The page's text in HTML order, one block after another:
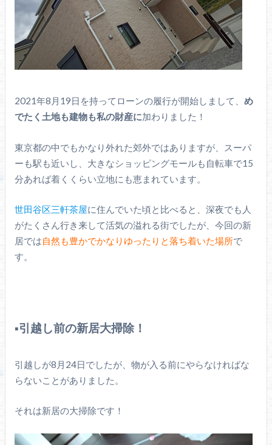
2021年8月19日を持ってローンの履行が開始しまして、 め
でたく土地も建物も私の財産に加わりました！
東京都の中でもかなり外れた郊外ではありますが、スーパ
ーも駅も近いし、大きなショッピングモールも自転車で15
分あれば着くくらい立地にも恵まれています。
世田谷区三軒茶屋に住んでいた頃と比べると、深夜でも人
がたくさん行き来して活気の溢れる街でしたが、今回の新
居では自然も豊かでかなりゆったりと落ち着いた場所で
す。
▪️引越し前の新居大掃除！
引越しが8月24日でしたが、物が入る前にやらなければな
らないことがありました。
それは新居の大掃除です！